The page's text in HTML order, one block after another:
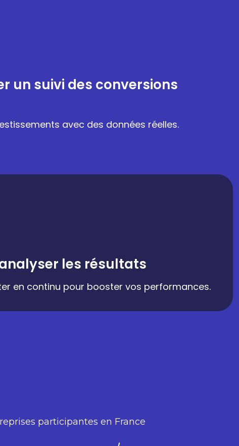
un suivi des conversions
avec des données réelles.
les résultats
en continu pour booster vos performances.
participantes en France